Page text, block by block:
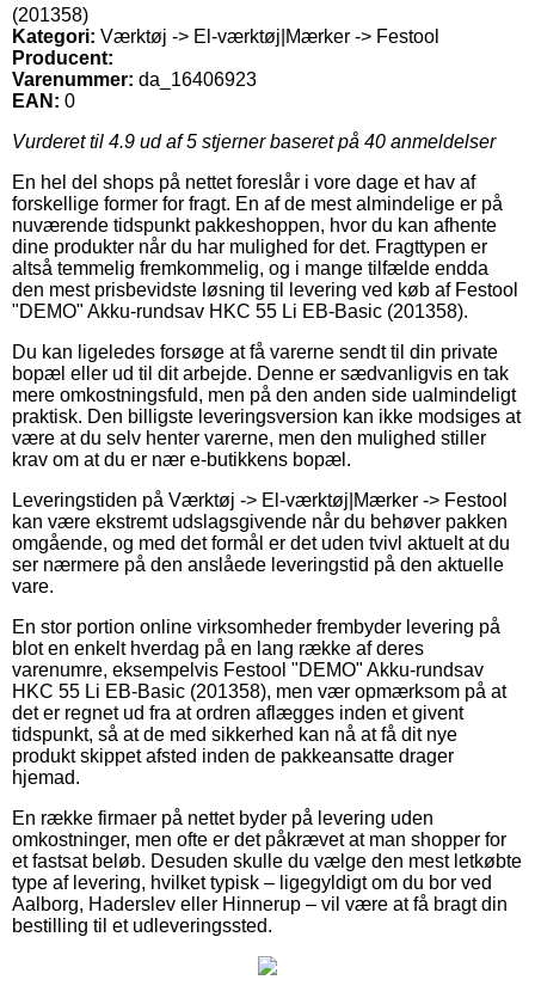
(201358)
Kategori: Værktøj -> El-værktøj|Mærker -> Festool
Producent:
Varenummer: da_16406923
EAN: 0
Vurderet til 4.9 ud af 5 stjerner baseret på 40 anmeldelser
En hel del shops på nettet foreslår i vore dage et hav af
forskellige former for fragt. En af de mest almindelige er på
nuværende tidspunkt pakkeshoppen, hvor du kan afhente
dine produkter når du har mulighed for det. Fragttypen er
altså temmelig fremkommelig, og i mange tilfælde endda
den mest prisbevidste løsning til levering ved køb af Festool
"DEMO" Akku-rundsav HKC 55 Li EB-Basic (201358).
Du kan ligeledes forsøge at få varerne sendt til din private
bopæl eller ud til dit arbejde. Denne er sædvanligvis en tak
mere omkostningsfuld, men på den anden side ualmindeligt
praktisk. Den billigste leveringsversion kan ikke modsiges at
være at du selv henter varerne, men den mulighed stiller
krav om at du er nær e-butikkens bopæl.
Leveringstiden på Værktøj -> El-værktøj|Mærker -> Festool
kan være ekstremt udslagsgivende når du behøver pakken
omgående, og med det formål er det uden tvivl aktuelt at du
ser nærmere på den anslåede leveringstid på den aktuelle
vare.
En stor portion online virksomheder frembyder levering på
blot en enkelt hverdag på en lang række af deres
varenumre, eksempelvis Festool "DEMO" Akku-rundsav
HKC 55 Li EB-Basic (201358), men vær opmærksom på at
det er regnet ud fra at ordren aflægges inden et givent
tidspunkt, så at de med sikkerhed kan nå at få dit nye
produkt skippet afsted inden de pakkeansatte drager
hjemad.
En række firmaer på nettet byder på levering uden
omkostninger, men ofte er det påkrævet at man shopper for
et fastsat beløb. Desuden skulle du vælge den mest letkøbte
type af levering, hvilket typisk – ligegyldigt om du bor ved
Aalborg, Haderslev eller Hinnerup – vil være at få bragt din
bestilling til et udleveringssted.